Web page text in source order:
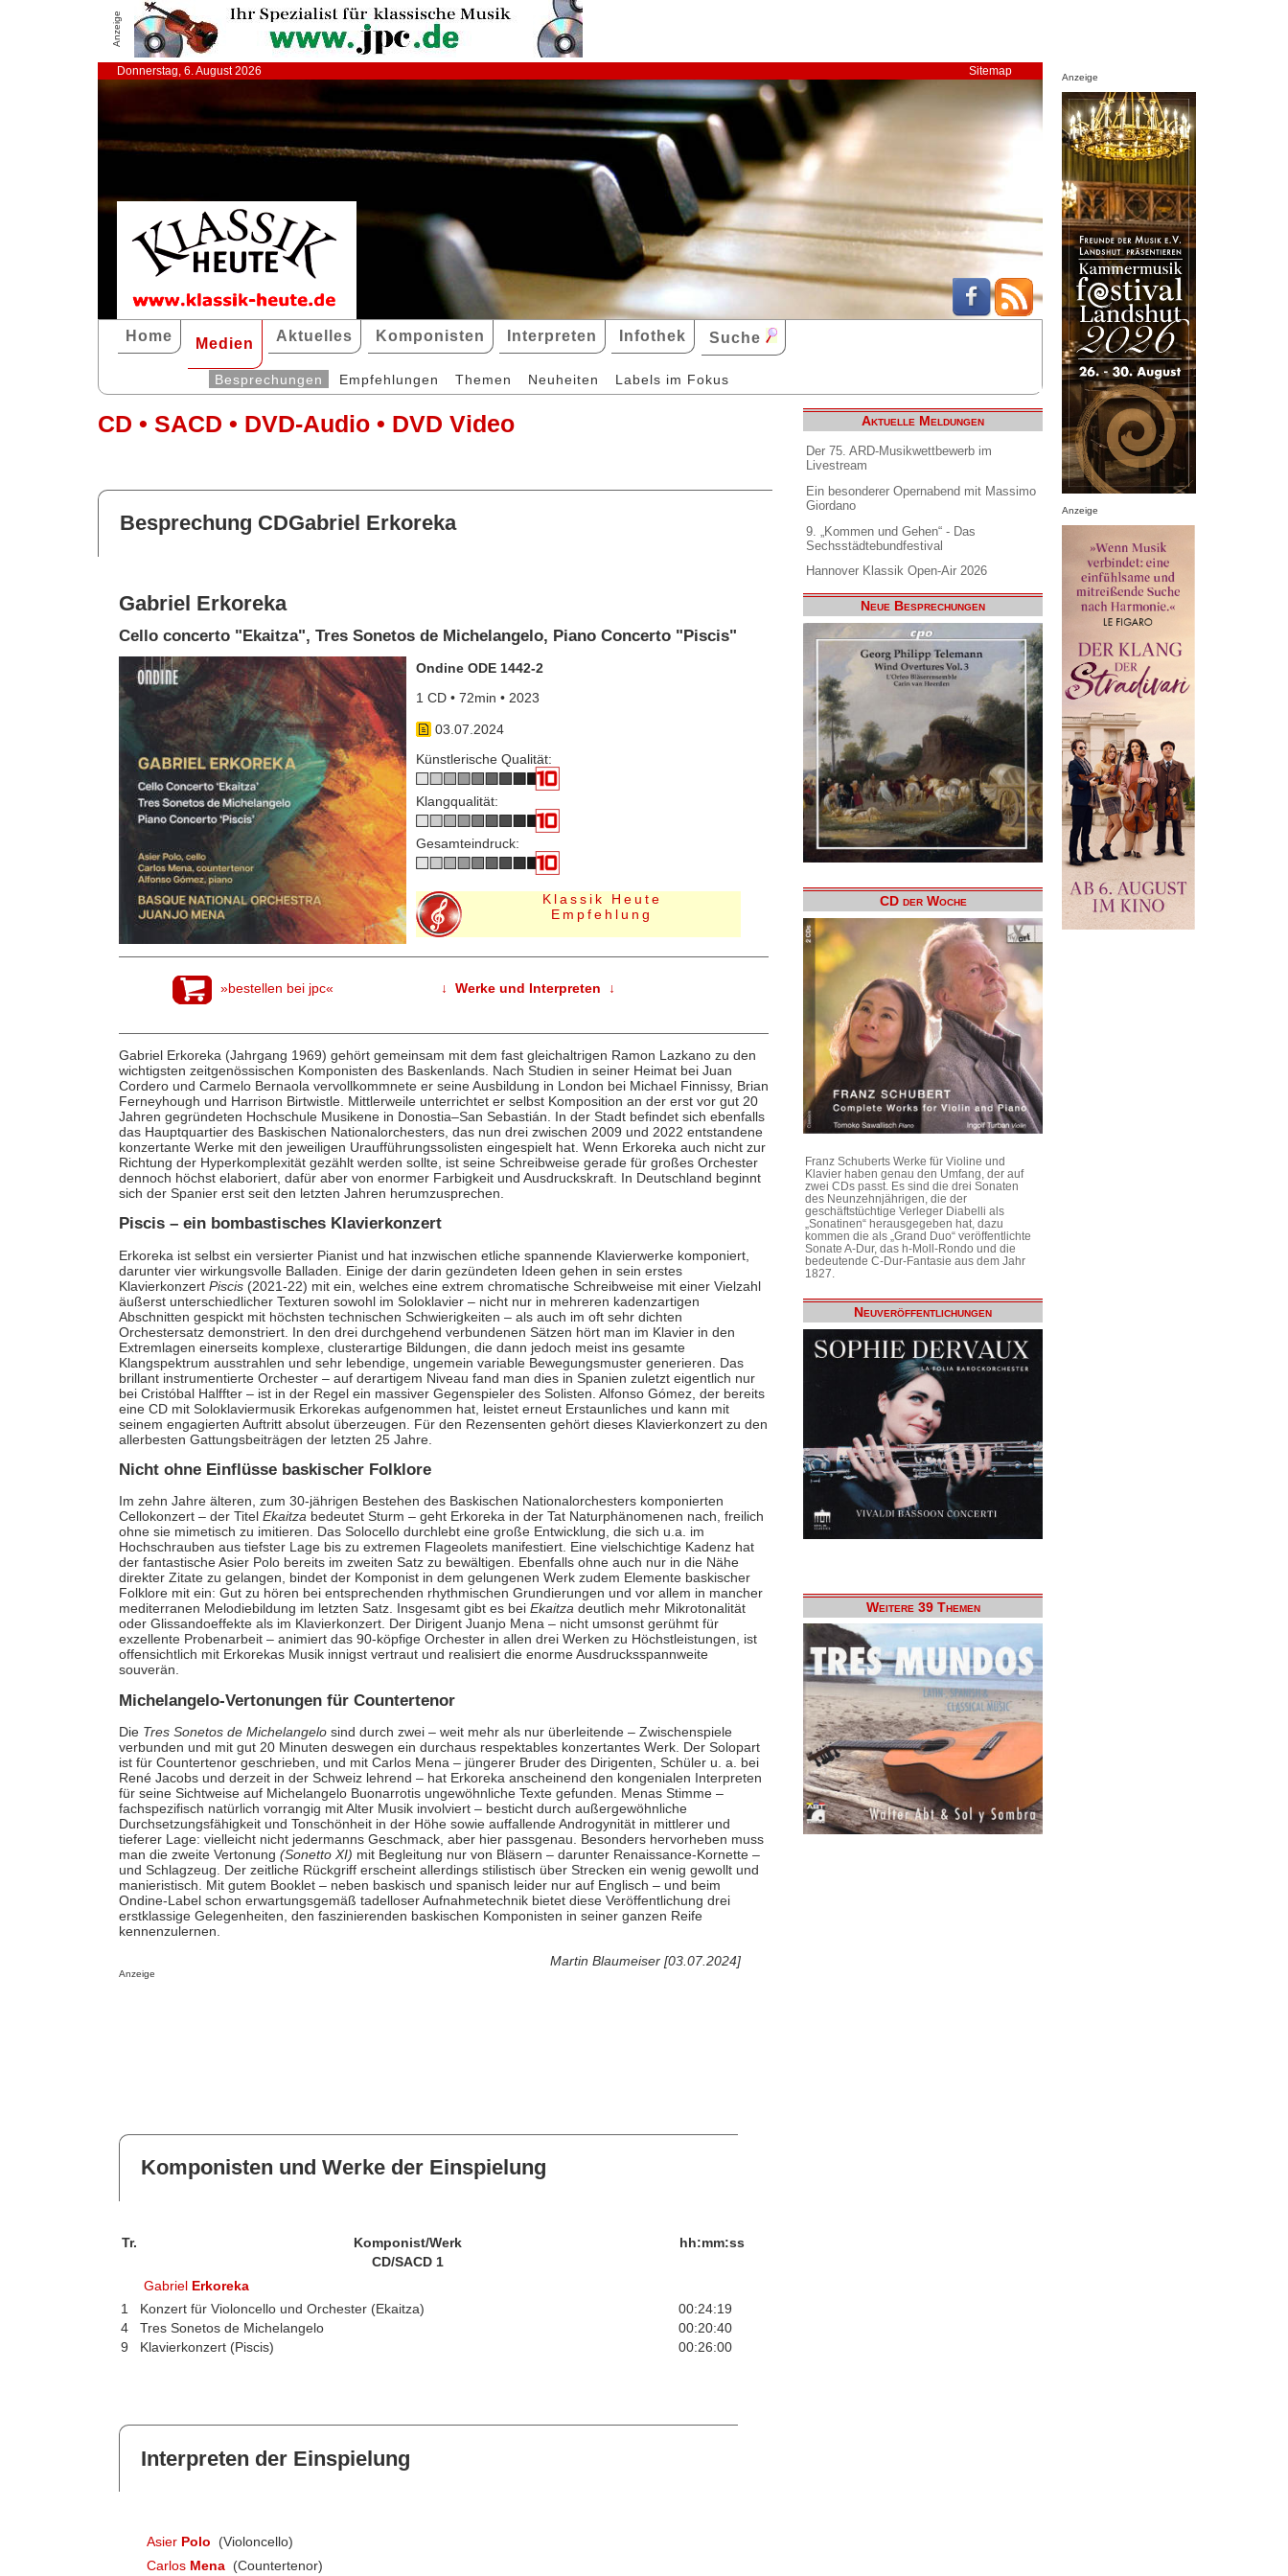
Anzeige
Donnerstag, 6. August 2026 Sitemap
Home Medien Aktuelles Komponisten Interpreten Infothek Suche
Besprechungen Empfehlungen Themen Neuheiten Labels im Fokus
CD • SACD • DVD-Audio • DVD Video
Besprechung CDGabriel Erkoreka
Gabriel Erkoreka
Cello concerto "Ekaitza", Tres Sonetos de Michelangelo, Piano Concerto "Piscis"
Ondine ODE 1442-2
1 CD • 72min • 2023
03.07.2024
Künstlerische Qualität:
Klangqualität:
Gesamteindruck:
Klassik Heute
Empfehlung
»bestellen bei jpc« ↓ Werke und Interpreten ↓
Gabriel Erkoreka (Jahrgang 1969) gehört gemeinsam mit dem fast gleichaltrigen Ramon Lazkano zu den
wichtigsten zeitgenössischen Komponisten des Baskenlands. Nach Studien in seiner Heimat bei Juan
Cordero und Carmelo Bernaola vervollkommnete er seine Ausbildung in London bei Michael Finnissy, Brian
Ferneyhough und Harrison Birtwistle. Mittlerweile unterrichtet er selbst Komposition an der erst vor gut 20
Jahren gegründeten Hochschule Musikene in Donostia‒San Sebastián. In der Stadt befindet sich ebenfalls
das Hauptquartier des Baskischen Nationalorchesters, das nun drei zwischen 2009 und 2022 entstandene
konzertante Werke mit den jeweiligen Uraufführungssolisten eingespielt hat. Wenn Erkoreka auch nicht zur
Richtung der Hyperkomplexität gezählt werden sollte, ist seine Schreibweise gerade für großes Orchester
dennoch höchst elaboriert, dafür aber von enormer Farbigkeit und Ausdruckskraft. In Deutschland beginnt
sich der Spanier erst seit den letzten Jahren herumzusprechen.
Piscis – ein bombastisches Klavierkonzert
Erkoreka ist selbst ein versierter Pianist und hat inzwischen etliche spannende Klavierwerke komponiert,
darunter vier wirkungsvolle Balladen. Einige der darin gezündeten Ideen gehen in sein erstes
Klavierkonzert Piscis(2021-22) mit ein, welches eine extrem chromatische Schreibweise mit einer Vielzahl
äußerst unterschiedlicher Texturen sowohl im Soloklavier – nicht nur in mehreren kadenzartigen
Abschnitten gespickt mit höchsten technischen Schwierigkeiten – als auch im oft sehr dichten
Orchestersatz demonstriert. In den drei durchgehend verbundenen Sätzen hört man im Klavier in den
Extremlagen einerseits komplexe, clusterartige Bildungen, die dann jedoch meist ins gesamte
Klangspektrum ausstrahlen und sehr lebendige, ungemein variable Bewegungsmuster generieren. Das
brillant instrumentierte Orchester – auf derartigem Niveau fand man dies in Spanien zuletzt eigentlich nur
bei Cristóbal Halffter – ist in der Regel ein massiver Gegenspieler des Solisten. Alfonso Gómez, der bereits
eine CD mit Soloklaviermusik Erkorekas aufgenommen hat, leistet erneut Erstaunliches und kann mit
seinem engagierten Auftritt absolut überzeugen. Für den Rezensenten gehört dieses Klavierkonzert zu den
allerbesten Gattungsbeiträgen der letzten 25 Jahre.
Nicht ohne Einflüsse baskischer Folklore
Im zehn Jahre älteren, zum 30-jährigen Bestehen des Baskischen Nationalorchesters komponierten
Cellokonzert – der Titel Ekaitzabedeutet Sturm – geht Erkoreka in der Tat Naturphänomenen nach, freilich
ohne sie mimetisch zu imitieren. Das Solocello durchlebt eine große Entwicklung, die sich u.a. im
Hochschrauben aus tiefster Lage bis zu extremen Flageolets manifestiert. Eine vielschichtige Kadenz hat
der fantastische Asier Polo bereits im zweiten Satz zu bewältigen. Ebenfalls ohne auch nur in die Nähe
direkter Zitate zu gelangen, bindet der Komponist in dem gelungenen Werk zudem Elemente baskischer
Folklore mit ein: Gut zu hören bei entsprechenden rhythmischen Grundierungen und vor allem in mancher
mediterranen Melodiebildung im letzten Satz. Insgesamt gibt es bei Ekaitzadeutlich mehr Mikrotonalität
oder Glissandoeffekte als im Klavierkonzert. Der Dirigent Juanjo Mena – nicht umsonst gerühmt für
exzellente Probenarbeit – animiert das 90-köpfige Orchester in allen drei Werken zu Höchstleistungen, ist
offensichtlich mit Erkorekas Musik innigst vertraut und realisiert die enorme Ausdrucksspannweite
souverän.
Michelangelo-Vertonungen für Countertenor
Die Tres Sonetos de Michelangelosind durch zwei – weit mehr als nur überleitende – Zwischenspiele
verbunden und mit gut 20 Minuten deswegen ein durchaus respektables konzertantes Werk. Der Solopart
ist für Countertenor geschrieben, und mit Carlos Mena – jüngerer Bruder des Dirigenten, Schüler u. a. bei
René Jacobs und derzeit in der Schweiz lehrend – hat Erkoreka anscheinend den kongenialen Interpreten
für seine Sichtweise auf Michelangelo Buonarrotis ungewöhnliche Texte gefunden. Menas Stimme –
fachspezifisch natürlich vorrangig mit Alter Musik involviert – besticht durch außergewöhnliche
Durchsetzungsfähigkeit und Tonschönheit in der Höhe sowie auffallende Androgynität in mittlerer und
tieferer Lage: vielleicht nicht jedermanns Geschmack, aber hier passgenau. Besonders hervorheben muss
man die zweite Vertonung (Sonetto XI) mit Begleitung nur von Bläsern – darunter Renaissance-Kornette –
und Schlagzeug. Der zeitliche Rückgriff erscheint allerdings stilistisch über Strecken ein wenig gewollt und
manieristisch. Mit gutem Booklet – neben baskisch und spanisch leider nur auf Englisch – und beim
Ondine-Label schon erwartungsgemäß tadelloser Aufnahmetechnik bietet diese Veröffentlichung drei
erstklassige Gelegenheiten, den faszinierenden baskischen Komponisten in seiner ganzen Reife
kennenzulernen.
Martin Blaumeiser [03.07.2024]
Anzeige
Komponisten und Werke der Einspielung
Tr. Komponist/Werk
hh:mm:ss
CD/SACD 1
Gabriel Erkoreka
1
Konzert für Violoncello und Orchester (Ekaitza)
00:24:19
4
Tres Sonetos de Michelangelo
00:20:40
9
Klavierkonzert (Piscis) 00:26:00
Interpreten der Einspielung
Asier Polo
(Violoncello)
Carlos Mena (Countertenor)
Aktuelle Meldungen
Der 75. ARD-Musikwettbewerb im
Livestream
Ein besonderer Opernabend mit Massimo
Giordano
9. „Kommen und Gehen“ - Das
Sechsstädtebundfestival
Hannover Klassik Open-Air 2026
Neue Besprechungen
CD der Woche
Franz Schuberts Werke für Violine und
Klavier haben genau den Umfang, der auf
zwei CDs passt. Es sind die drei Sonaten
des Neunzehnjährigen, die der
geschäftstüchtige Verleger Diabelli als
„Sonatinen“ herausgegeben hat, dazu
kommen die als „Grand Duo“ veröffentlichte
Sonate A-Dur, das h-Moll-Rondo und die
bedeutende C-Dur-Fantasie aus dem Jahr
1827.
Neuveröffentlichungen
Weitere 39 Themen
Anzeige
Anzeige